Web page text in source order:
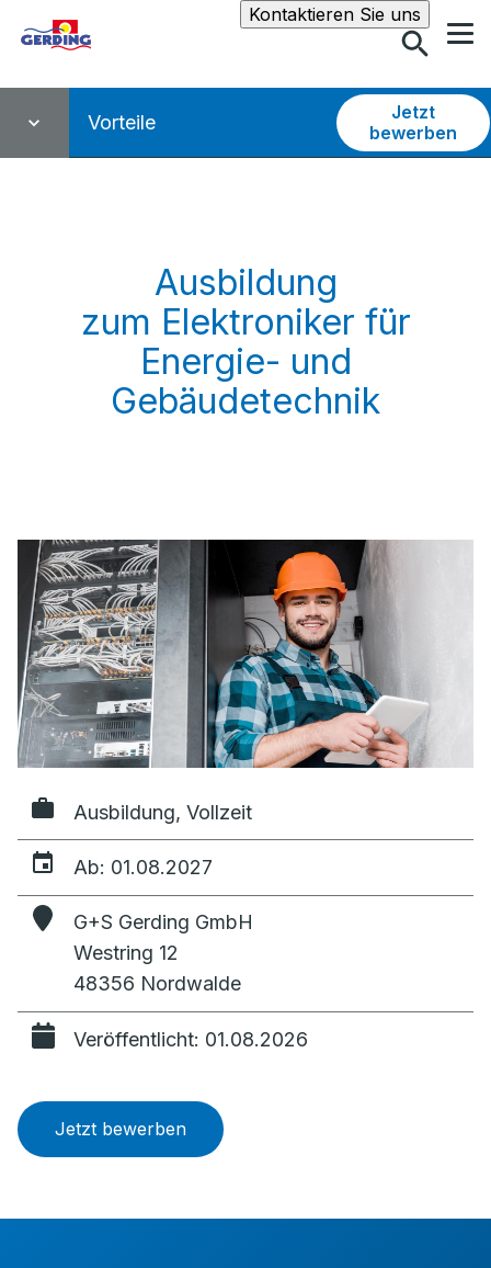
Kontaktieren Sie unsSuche
Vorteile
Jetzt
bewerben
Ausbildung
zum Elektroniker für
Energie- und
Gebäudetechnik
Ausbildung, Vollzeit
Ab: 01.08.2027
G+S Gerding GmbH
Westring 12
48356 Nordwalde
Veröffentlicht: 01.08.2026
Jetzt bewerben